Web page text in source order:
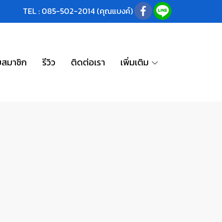
TEL : 085-502-2014 (คุณแบงค์)
มาชิก รีวิว ติดต่อเรา เพิ่มเติม